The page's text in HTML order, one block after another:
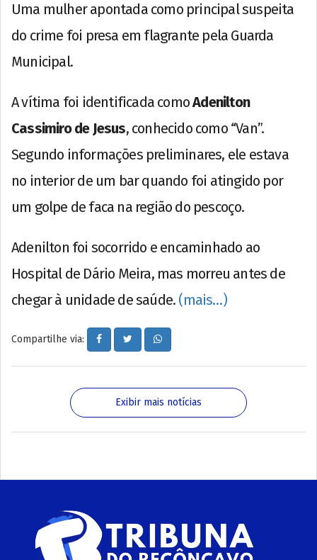
Uma mulher apontada como principal suspeita
do crime foi presa em flagrante pela Guarda
Municipal.
A vítima foi identificada comoAdenilton
Cassimiro de Jesus, conhecido como “Van”.
Segundo informações preliminares, ele estava
no interior de um bar quando foi atingido por
um golpe de faca na região do pescoço.
Adenilton foi socorrido e encaminhado ao
Hospital de Dário Meira, mas morreu antes de
chegar à unidade de saúde. (mais…)
Compartilhe via:
Exibir mais notícias